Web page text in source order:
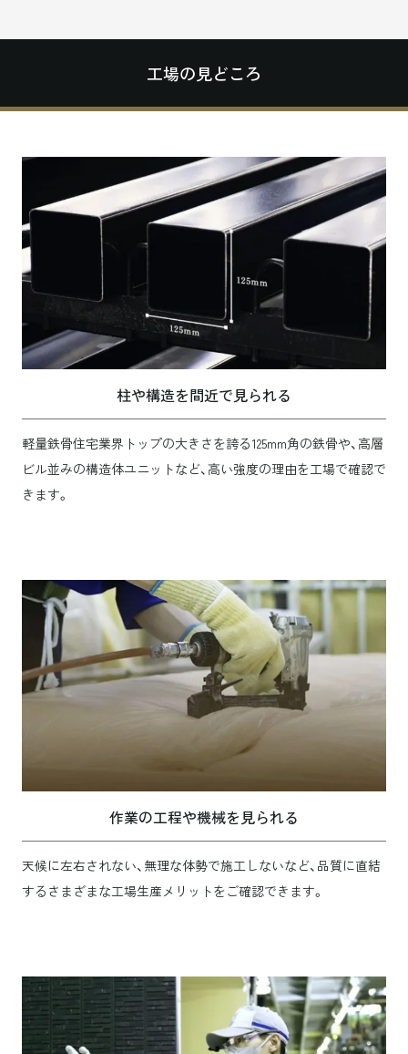
工場の見どころ
柱や構造を間近で見られる
軽量鉄骨住宅業界トップの大きさを誇る125mm角の鉄骨や、高層
ビル並みの構造体ユニットなど、高い強度の理由を工場で確認で
きます。
作業の工程や機械を見られる
天候に左右されない、無理な体勢で施工しないなど、品質に直結
するさまざまな工場生産メリットをご確認できます。